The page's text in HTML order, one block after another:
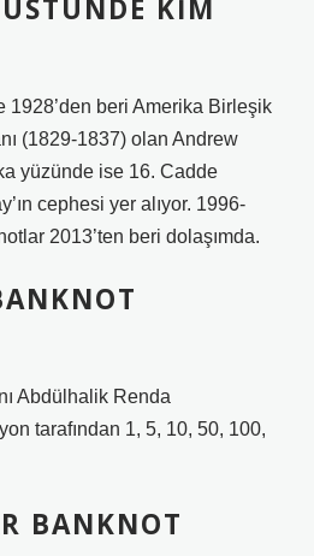
KIM
1928’den beri Amerika Birleşik
(1829-1837) olan Andrew
yüzünde ise 16. Cadde
cephesi yer alıyor. 1996-
2013’ten beri dolaşımda.
Abdülhalik Renda
tarafından 1, 5, 10, 50, 100,
BANKNOT